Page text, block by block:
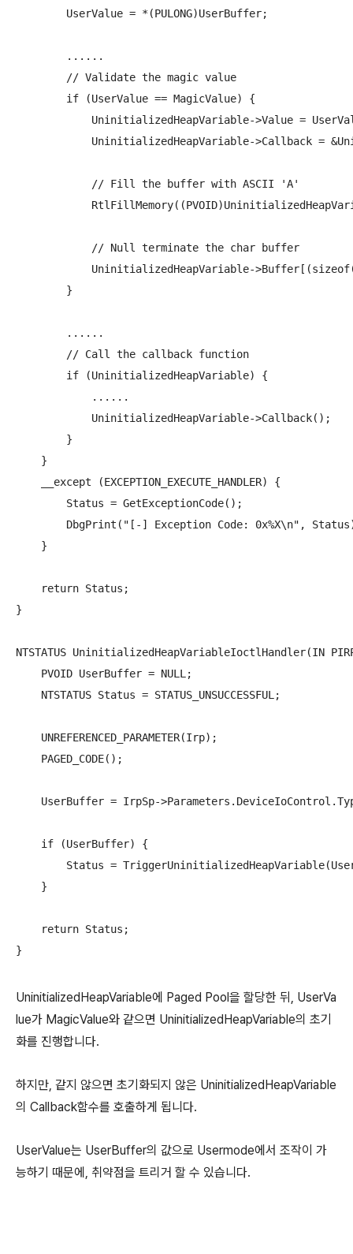
        UserValue = *(PULONG)UserBuffer;
        ......
        // Validate the magic value
        if (UserValue == MagicValue) {
UninitializedHeapVariable->Value =
UninitializedHeapVariable->Callback =
            // Fill the buffer with ASCII 'A'
            // Null terminate the char buffer
UninitializedHeapVariable-
        }
        ......
        // Call the callback function
        if (UninitializedHeapVariable) {
            ......
            UninitializedHeapVariable->Callback();
        }
    }
    __except (EXCEPTION_EXECUTE_HANDLER) {
        Status = GetExceptionCode();
DbgPrint("[-] Exception Code: 0x%X\n",
    }
    return Status;
}
NTSTATUS UninitializedHeapVariableIoctlHandler(IN
    PVOID UserBuffer = NULL;
    NTSTATUS Status = STATUS_UNSUCCESSFUL;
    UNREFERENCED_PARAMETER(Irp);
    PAGED_CODE();
UserBuffer = IrpSp-
    if (UserBuffer) {
Status =
    }
    return Status;
}
UninitializedHeapVariable에 Paged Pool을 할당한 뒤, UserVa
lue가 MagicValue와 같으면 UninitializedHeapVariable의 초기
화를 진행합니다.
하지만, 같지 않으면 초기화되지 않은 UninitializedHeapVariable
의 Callback함수를 호출하게 됩니다.
UserValue는 UserBuffer의 값으로 Usermode에서 조작이 가
능하기 때문에, 취약점을 트리거 할 수 있습니다.